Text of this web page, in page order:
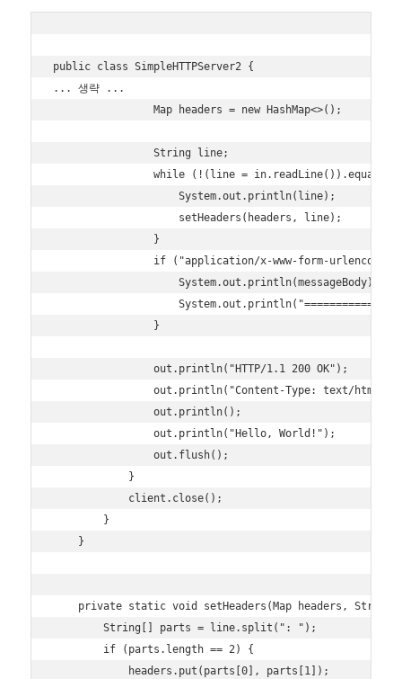
public class SimpleHTTPServer2 {
... 생략 ...
                Map
headers = new HashMap<>();
                String line;
while (!(line =
                    System.out.println(line);
                    setHeaders(headers, line);
                }
if ("application/x-www-form-
                    System.out.println(messageBody);
                }
out.println("HTTP/1.1 200 OK");
out.println("Content-Type: text/
out.println();
out.println("Hello, World!");
out.flush();
            }
            client.close();
        }
    }
    private static void setHeaders(Map
headers, String
        String[] parts = line.split(": ");
        if (parts.length == 2) {
            headers.put(parts[0], parts[1]);